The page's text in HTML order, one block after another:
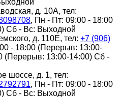
д. 10А, тел:
, Пн - Пт: 09:00 - 18:00
Сб - Вс: Выходной
д. 110Е, тел: +7 (906)
- 18:00 (Перерыв: 13:00-
(Перерыв: 13:00-14:00) Сб -
шоссе, д. 1, тел:
, Пн - Пт: 09:00 - 18:00
Сб - Вс: Выходной